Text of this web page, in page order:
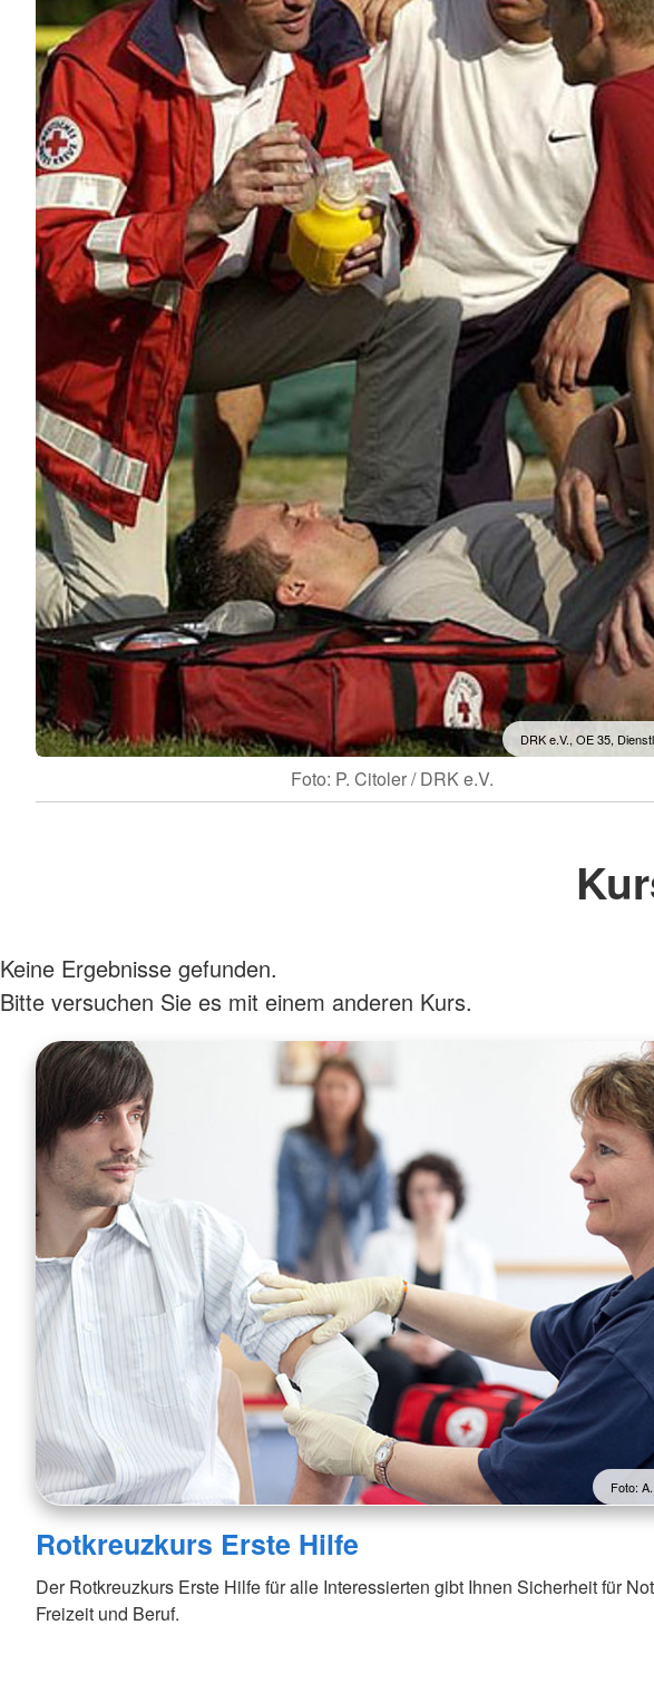
DRK e.V., OE 35,
Foto: P. Citoler / DRK e.V.
Keine Ergebnisse gefunden.
Bitte versuchen Sie es mit einem anderen Kurs.
Foto:
Rotkreuzkurs Erste Hilfe
Der Rotkreuzkurs Erste Hilfe für alle Interessierten gibt Ihnen Sicherheit für
Freizeit und Beruf.